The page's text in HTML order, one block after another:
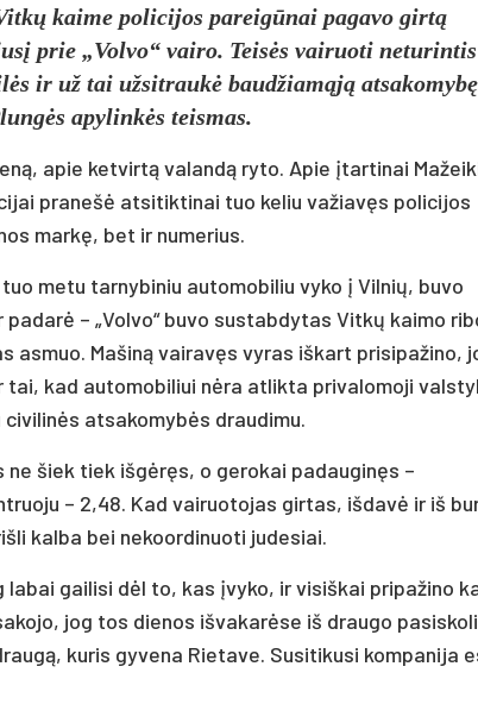
kaime policijos pareigūnai pagavo girtą
prie „Volvo“ vairo. Teisės vairuoti neturintis
ir už tai užsitraukė baudžiamąją
apylinkės teismas.
apie ketvirtą valandą ryto. Apie įtartinai
pranešė atsitiktinai tuo keliu važiavęs policijos
markę, bet ir numerius.
metu tarnybiniu automobiliu vyko į Vilnių, buvo
– „Volvo“ buvo sustabdytas Vitkų kaimo
Mašiną vairavęs vyras iškart prisipažino,
kad automobiliui nėra atlikta privalomoji
atsakomybės draudimu.
šiek tiek išgėręs, o gerokai padauginęs –
– 2,48. Kad vairuotojas girtas, išdavė ir iš
kalba bei nekoordinuoti judesiai.
gailisi dėl to, kas įvyko, ir visiškai pripažino
jog tos dienos išvakarėse iš draugo
kuris gyvena Rietave. Susitikusi kompanija